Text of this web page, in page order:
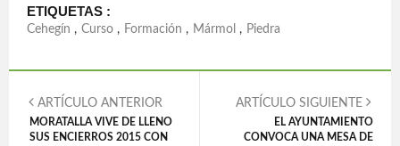
ETIQUETAS :
Cehegín , Curso , Formación , Mármol , Piedra
ARTÍCULO ANTERIOR
MORATALLA VIVE DE LLENO
SUS ENCIERROS 2015 CON
ARTÍCULO SIGUIENTE
EL AYUNTAMIENTO
CONVOCA UNA MESA DE